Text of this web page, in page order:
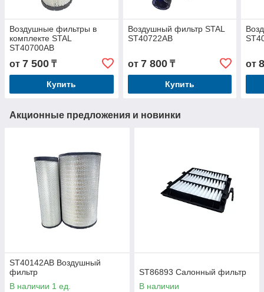
Воздушные фильтры в
комплекте STAL
ST40700AB
от 7 500 ₸
Купить
Воздушный фильтр STAL
ST40722AB
от 7 800₸
Купить
от
Акционные предложения и новинки
ST40142AB Воздушный
фильтр
В наличии 1 ед.
ST86893 Салонный фильтр
В наличии